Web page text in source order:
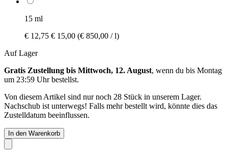
15 ml
€ 12,75 € 15,00 (€ 850,00 / l)
Auf Lager
Gratis Zustellung bis Mittwoch, 12. August, wenn du bis Montag
um 23:59 Uhrbestellst.
Von diesem Artikel sind nur noch 28 Stück in unserem Lager.
Nachschub ist unterwegs! Falls mehr bestellt wird, könnte dies das
Zustelldatum beeinflussen.
In den Warenkorb